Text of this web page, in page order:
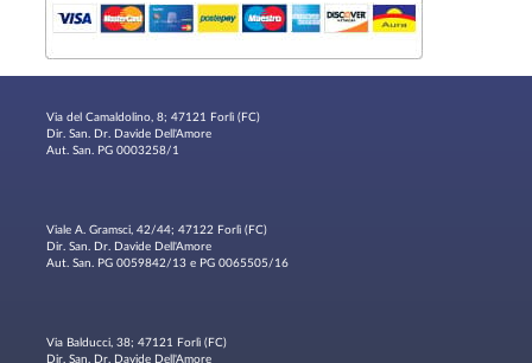
Via del Camaldolino, 8; 47121 Forlì (FC)
Dir. San. Dr. Davide Dell'Amore
Aut. San. PG 0003258/1
Viale A. Gramsci, 42/44; 47122 Forlì (FC)
Dir. San. Dr. Davide Dell'Amore
Aut. San. PG 0059842/13 e PG 0065505/16
Via Balducci, 38; 47121 Forlì (FC)
Dir. San. Dr. Davide Dell'Amore